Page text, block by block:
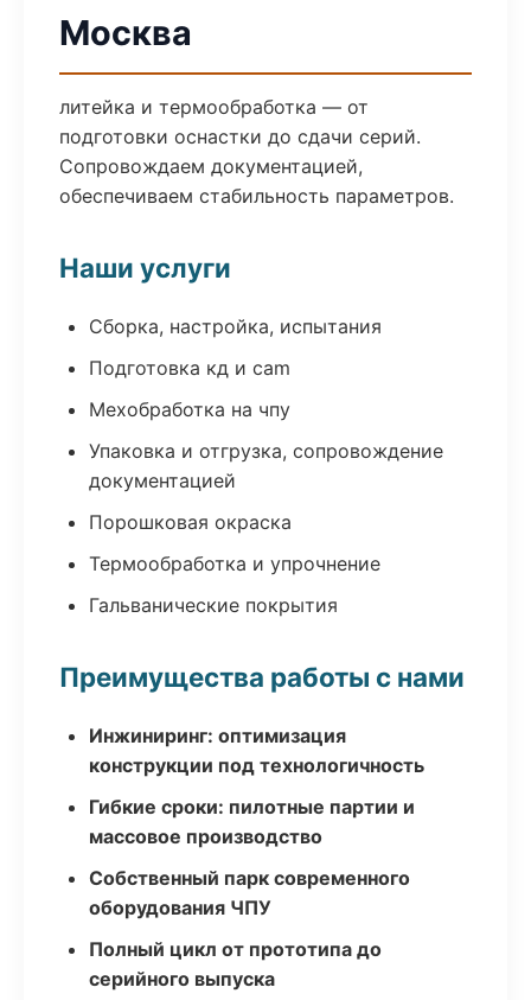
Москва
литейка и термообработка — от
подготовки оснастки до сдачи серий.
Сопровождаем документацией,
обеспечиваем стабильность параметров.
Наши услуги
Сборка, настройка, испытания
Подготовка кд и cam
Мехобработка на чпу
Упаковка и отгрузка, сопровождение
документацией
Порошковая окраска
Термообработка и упрочнение
Гальванические покрытия
Преимущества работы с нами
Инжиниринг: оптимизация
конструкции под технологичность
Гибкие сроки: пилотные партии и
массовое производство
Собственный парк современного
оборудования ЧПУ
Полный цикл от прототипа до
серийного выпуска